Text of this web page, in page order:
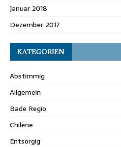
Januar 2018
Dezember 2017
KATEGORIEN
Abstimmig
Allgemein
Bade Regio
Chilene
Entsorgig